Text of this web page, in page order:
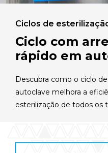
Contacto
Português
Ciclos de
Ciclo com
rápido em
Descubra como o ciclo
autoclave melhora a
esterilização de todos os